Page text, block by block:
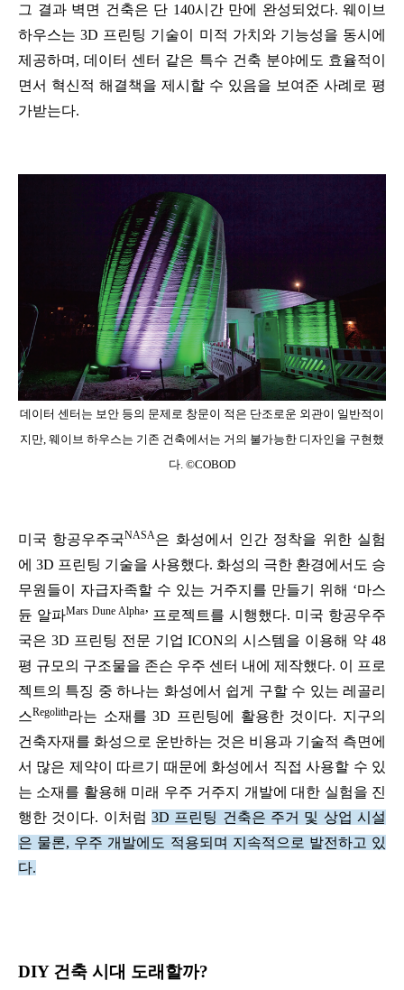
그 결과 벽면 건축은 단 140시간 만에 완성되었다. 웨이브
하우스는 3D 프린팅 기술이 미적 가치와 기능성을 동시에
제공하며, 데이터 센터 같은 특수 건축 분야에도 효율적이
면서 혁신적 해결책을 제시할 수 있음을 보여준 사례로 평
가받는다.
데이터 센터는 보안 등의 문제로 창문이 적은 단조로운 외관이 일반적이
지만, 웨이브 하우스는 기존 건축에서는 거의 불가능한 디자인을 구현했
다. ©COBOD
미국 항공우주국NASA은 화성에서 인간 정착을 위한 실험
에 3D 프린팅 기술을 사용했다. 화성의 극한 환경에서도 승
무원들이 자급자족할 수 있는 거주지를 만들기 위해 ‘마스
듄 알파Mars Dune Alpha’ 프로젝트를 시행했다. 미국 항공우주
국은 3D 프린팅 전문 기업 ICON의 시스템을 이용해 약 48
평 규모의 구조물을 존슨 우주 센터 내에 제작했다. 이 프로
젝트의 특징 중 하나는 화성에서 쉽게 구할 수 있는 레골리
스Regolith라는 소재를 3D 프린팅에 활용한 것이다. 지구의
건축자재를 화성으로 운반하는 것은 비용과 기술적 측면에
서 많은 제약이 따르기 때문에 화성에서 직접 사용할 수 있
는 소재를 활용해 미래 우주 거주지 개발에 대한 실험을 진
행한 것이다. 이처럼 3D 프린팅 건축은 주거 및 상업 시설
은 물론, 우주 개발에도 적용되며 지속적으로 발전하고 있
다.
DIY 건축 시대 도래할까?